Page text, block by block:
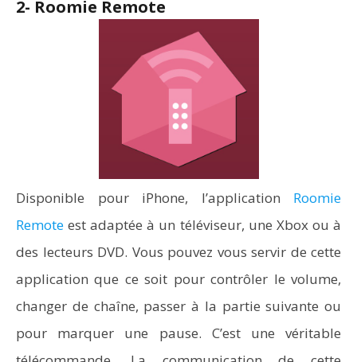
2- Roomie Remote
Disponible pour iPhone, l’application Roomie
Remote est adaptée à un téléviseur, une Xbox ou à
des lecteurs DVD. Vous pouvez vous servir de cette
application que ce soit pour contrôler le volume,
changer de chaîne, passer à la partie suivante ou
pour marquer une pause. C’est une véritable